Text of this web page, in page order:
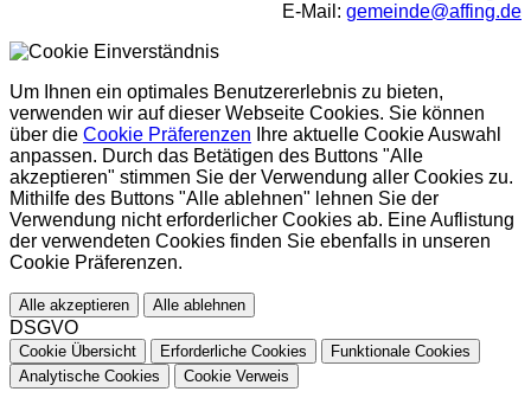
E-Mail: gemeinde@affing.de
Um Ihnen ein optimales Benutzererlebnis zu bieten,
verwenden wir auf dieser Webseite Cookies. Sie können
über die Cookie Präferenzen Ihre aktuelle Cookie Auswahl
anpassen. Durch das Betätigen des Buttons "Alle
akzeptieren" stimmen Sie der Verwendung aller Cookies zu.
Mithilfe des Buttons "Alle ablehnen" lehnen Sie der
Verwendung nicht erforderlicher Cookies ab. Eine Auflistung
der verwendeten Cookies finden Sie ebenfalls in unseren
Cookie Präferenzen.
Alle akzeptieren Alle ablehnen
DSGVO
Cookie Übersicht Erforderliche Cookies
Funktionale Cookies
Analytische Cookies
Cookie Verweis